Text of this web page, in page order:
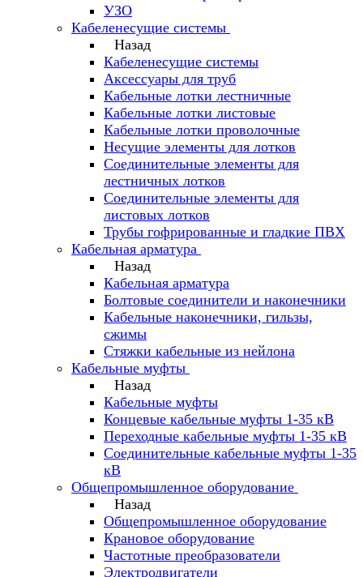
УЗО
Кабеленесущие системы
Назад
Кабеленесущие системы
Аксессуары для труб
Кабельные лотки лестничные
Кабельные лотки листовые
Кабельные лотки проволочные
Несущие элементы для лотков
Соединительные элементы для
лестничных лотков
Соединительные элементы для
листовых лотков
Трубы гофрированные и гладкие ПВХ
Кабельная арматура
Назад
Кабельная арматура
Болтовые соединители и наконечники
Кабельные наконечники, гильзы,
сжимы
Стяжки кабельные из нейлона
Кабельные муфты
Назад
Кабельные муфты
Концевые кабельные муфты 1-35 кВ
Переходные кабельные муфты 1-35 кВ
Соединительные кабельные муфты 1-35
кВ
Общепромышленное оборудование
Назад
Общепромышленное оборудование
Крановое оборудование
Частотные преобразователи
Электродвигатели